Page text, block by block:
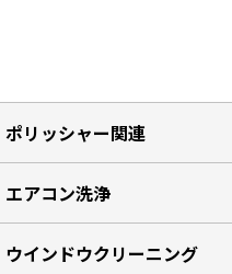
ポリッシャー関連
エアコン洗浄
ウインドウクリーニング